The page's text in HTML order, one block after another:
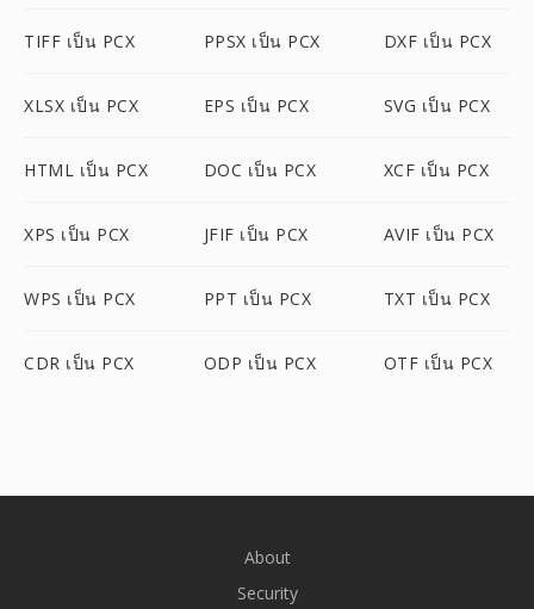
TIFF เป็น PCX PPSX เป็น PCX DXF เป็น PCX
XLSX เป็น PCX EPS เป็น PCX SVG เป็น PCX
HTML เป็น PCX DOC เป็น PCX XCF เป็น PCX
XPS เป็น PCX JFIF เป็น PCX AVIF เป็น PCX
WPS เป็น PCX PPT เป็น PCX TXT เป็น PCX
CDR เป็น PCX ODP เป็น PCX OTF เป็น PCX
About
Security